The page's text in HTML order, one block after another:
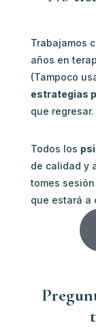
Trabajamos
años en
(Tampoco
estrategias
que regresar.
Todos los
de calidad y
tomes
que estará a